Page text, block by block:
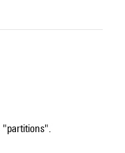
"partitions".